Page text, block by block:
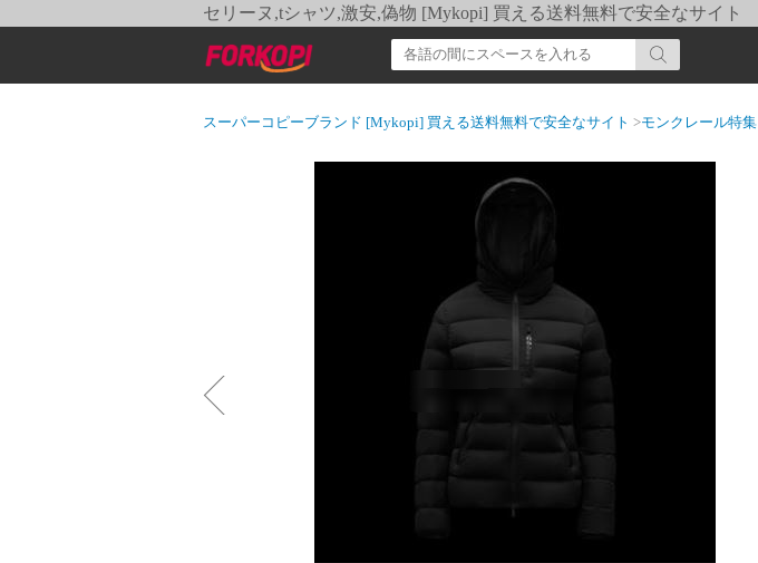
セリーヌ,tシャツ,激安,偽物 [Mykopi] 買える送料無料で安全なサイト
スーパーコピーブランド [Mykopi] 買える送料無料で安全なサイト >モンクレール特集